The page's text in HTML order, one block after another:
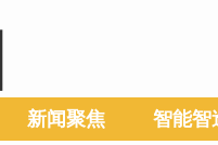
新闻聚焦
智能智